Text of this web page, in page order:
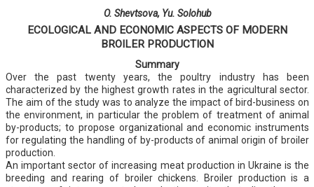
O. Shevtsova, Yu. Solohub
ECOLOGICAL AND ECONOMIC ASPECTS OF MODERN
BROILER PRODUCTION
Summary
Over the past twenty years, the poultry industry has been
characterized by the highest growth rates in the agricultural sector.
The aim of the study was to analyze the impact of bird-business on
the environment, in particular the problem of treatment of animal
by-products; to propose organizational and economic instruments
for regulating the handling of by-products of animal origin of broiler
production.
An important sector of increasing meat production in Ukraine is the
breeding and rearing of broiler chickens. Broiler production is a